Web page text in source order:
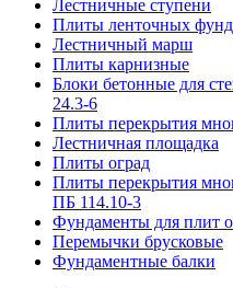
Лестничные ступени
Плиты ленточных
Лестничный марш
Плиты карнизные
Блоки бетонные для
24.3-6
Плиты перекрытия
Лестничная площадка
Плиты оград
Плиты перекрытия
ПБ 114.10-3
Фундаменты для плит
Перемычки брусковые
Фундаментные балки